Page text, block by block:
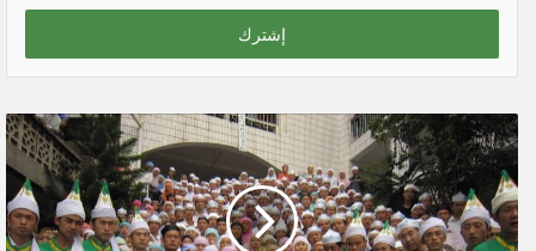
خ
ب
ي
د
ك
ا
ل
إ